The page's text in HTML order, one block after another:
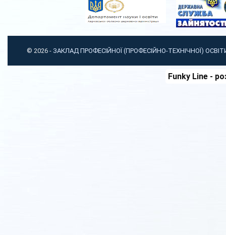
© 2026 - ЗАКЛАД ПРОФЕСІЙНОЇ (ПРОФЕСІЙНО-ТЕХНІЧНОЇ)
Funky Line-